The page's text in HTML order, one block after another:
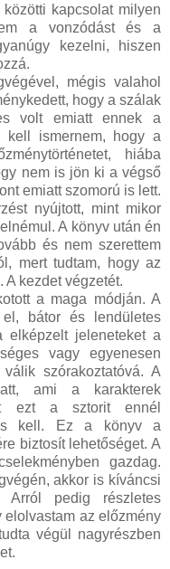
kapcsolat milyen
a vonzódást és a
kezelni, hiszen
mégis valahol
hogy a szálak
volt emiatt ennek a
kell ismernem, hogy a
hiába
nem is jön ki a végső
emiatt szomorú is lett.
nyújtott, mint mikor
A könyv után én
és nem szerettem
mert tudtam, hogy az
kezdet végzetét.
a maga módján. A
bátor és lendületes
elképzelt jeleneteket a
vagy egyenesen
szórakoztatóvá. A
ami a karakterek
ezt a sztorit ennél
kell. Ez a könyv a
biztosít lehetőséget. A
gazdag.
akkor is kíváncsi
pedig részletes
elolvastam az előzmény
végül nagyrészben